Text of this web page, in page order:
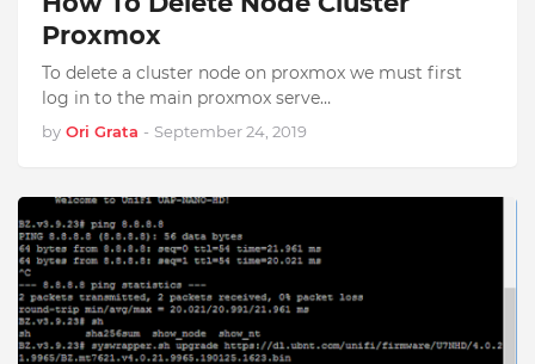
Proxmox
To delete a cluster node on proxmox we must first
log in to the main proxmox serve…
by Ori Grata - September 24, 2019